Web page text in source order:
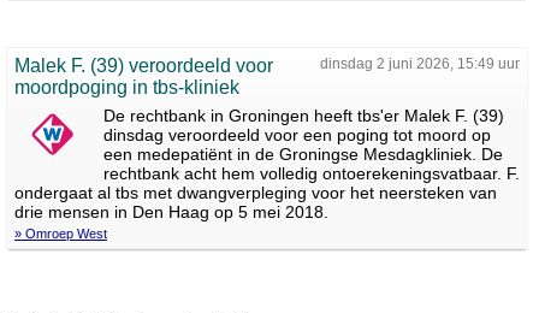
dinsdag 2 juni 2026, 15:49 uur
Malek F. (39) veroordeeld voor
moordpoging in tbs-kliniek
De rechtbank in Groningen heeft tbs'er Malek F. (39)
dinsdag veroordeeld voor een poging tot moord op
een medepatiënt in de Groningse Mesdagkliniek. De
rechtbank acht hem volledig ontoerekeningsvatbaar. F.
ondergaat al tbs met dwangverpleging voor het neersteken van
drie mensen in Den Haag op 5 mei 2018.
» Omroep West